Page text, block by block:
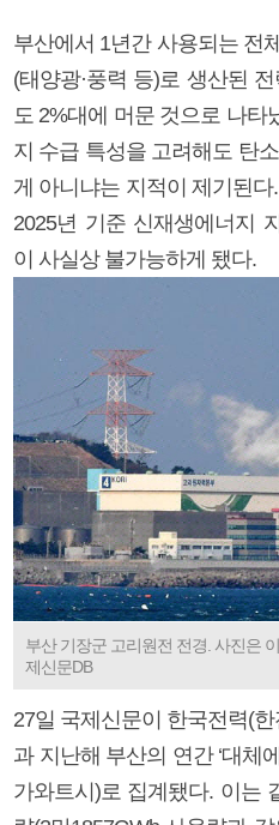
부산에서 1년간 사용되는 전
(태양광·풍력 등)로 생산된
도 2%대에 머문 것으로 나타
지 수급 특성을 고려해도 탄
게 아니냐는 지적이 제기된
2025년 기준 신재생에너지
이 사실상 불가능하게 됐다.
부산 기장군 고리원전 전경. 사진은
제신문DB
27일 국제신문이 한국전력(
과 지난해 부산의 연간 ‘대체
가와트시)로 집계됐다. 이는